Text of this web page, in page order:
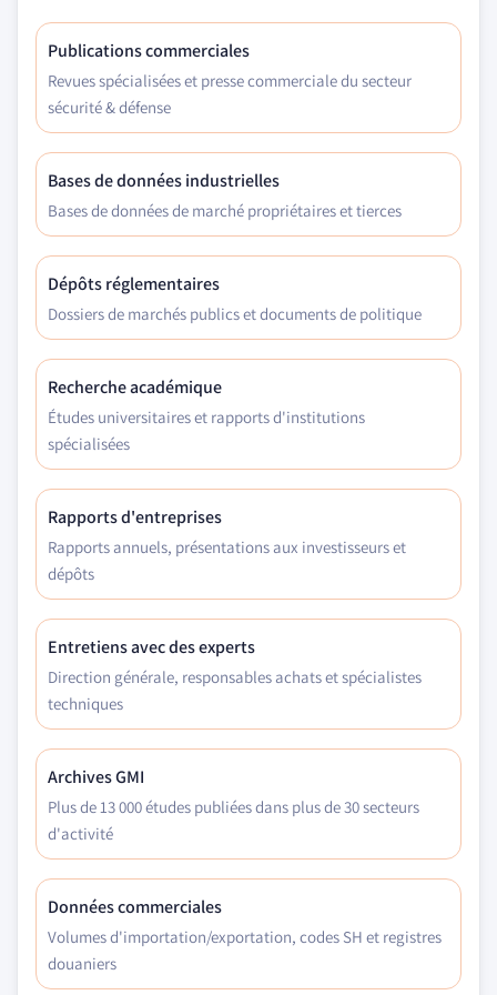
Publications commerciales
Revues spécialisées et presse commerciale du secteur
sécurité & défense
Bases de données industrielles
Bases de données de marché propriétaires et tierces
Dépôts réglementaires
Dossiers de marchés publics et documents de politique
Recherche académique
Études universitaires et rapports d'institutions
spécialisées
Rapports d'entreprises
Rapports annuels, présentations aux investisseurs et
dépôts
Entretiens avec des experts
Direction générale, responsables achats et spécialistes
techniques
Archives GMI
Plus de 13 000 études publiées dans plus de 30 secteurs
d'activité
Données commerciales
Volumes d'importation/exportation, codes SH et registres
douaniers